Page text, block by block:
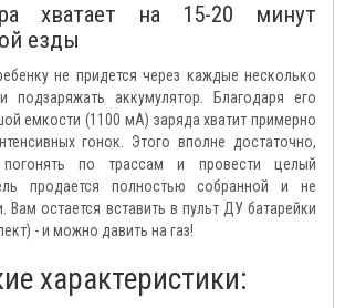
хватает на 15-20 минут
езды
не придется через каждые несколько
подзаряжать аккумулятор. Благодаря его
емкости (1100 мА) заряда хватит примерно
гонок. Этого вполне достаточно,
по трассам и провести целый
продается полностью собранной и не
Вам остается вставить в пульт ДУ батарейки
- и можно давить на газ!
характеристики: